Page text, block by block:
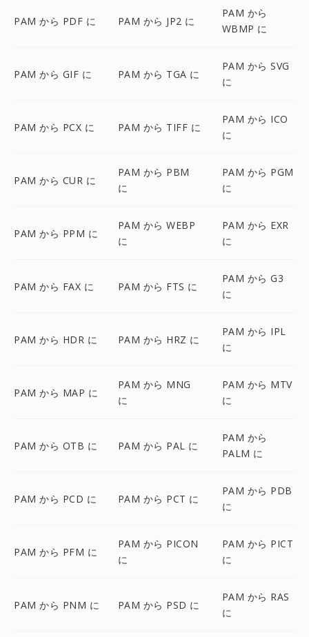
PAM から PDF に PAM から JP2 に
PAM から
WBMP に
PAM から GIF に PAM から TGA に
PAM から SVG
に
PAM から PCX に PAM から TIFF に
PAM から ICO
に
PAM から CUR に
PAM から PBM
に
PAM から PGM
に
PAM から PPM に
PAM から WEBP
に
PAM から EXR
に
PAM から FAX に PAM から FTS に
PAM から G3
に
PAM から HDR に PAM から HRZ に
PAM から IPL
に
PAM から MAP に
PAM から MNG
に
PAM から MTV
に
PAM から OTB に PAM から PAL に
PAM から
PALM に
PAM から PCD に PAM から PCT に
PAM から PDB
に
PAM から PFM に
PAM から PICON
に
PAM から PICT
に
PAM から PNM に PAM から PSD に
PAM から RAS
に